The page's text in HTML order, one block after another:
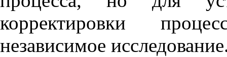
корректировки
независимое